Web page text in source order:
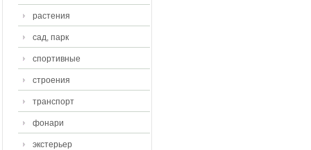
растения
сад, парк
спортивные
строения
транспорт
фонари
экстерьер